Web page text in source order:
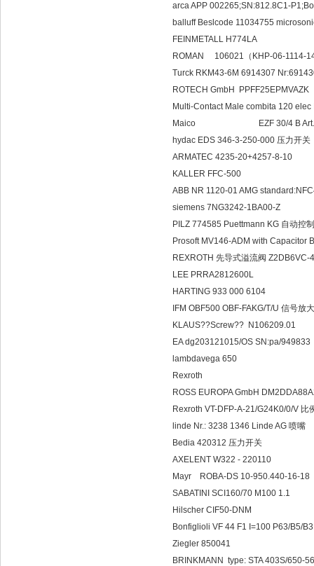
arca APP 002265;SN:812.8C1-
balluff Beslcode 11034755
FEINMETALL H774LA
ROMAN 106021
Turck RKM43-6M 6914307
ROTECH GmbH PPFF25EPMVAZK
Multi-Contact Male combita 120
Maico EZF 30/4 B
hydac EDS 346-3-250-000 压力开关
ARMATEC 4235-20+4257-8-10
KALLER FFC-500
ABB NR 1120-01 AMG
siemens 7NG3242-1BA00-Z
PILZ 774585 Puettmann KG 自动控
Prosoft MV146-ADM with Capacitor
REXROTH 先导式溢流阀 Z2DB6VC-
LEE PRRA2812600L
HARTING 933 000 6104
IFM OBF500 OBF-FAKG/T/U 信号放
KLAUS??Screw?? N106209.01
EA dg203121015/OS SN:pa/949833
lambdavega 650
Rexroth
ROSS EUROPA GmbH
Rexroth VT-DFP-A-21/G24K0/0/V 比
linde Nr.: 3238 1346 Linde AG 喷嘴
Bedia 420312 压力开关
AXELENT W322 - 220110
Mayr ROBA-DS 10-950.440-16-18
SABATINI SCI160/70 M100 1.1
Hilscher CIF50-DNM
Bonfiglioli VF 44 F1 I=100 P63/B5/B3
Ziegler 850041
BRINKMANN type: STA 403S/650-